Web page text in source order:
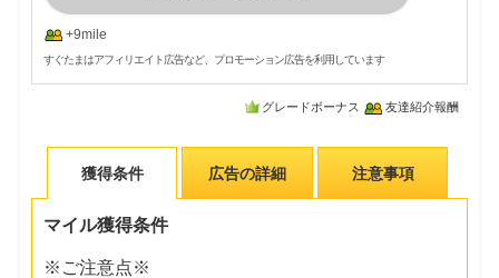
+9mile
すぐたまはアフィリエイト広告など、プロモーション広告を利用しています
グレードボーナス 友達紹介報酬
獲得条件 広告の詳細 注意事項
マイル獲得条件
※ご注意点※